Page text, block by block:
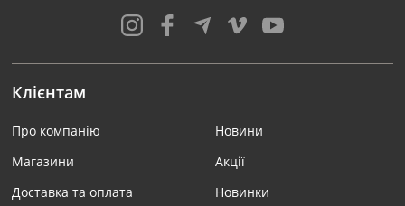
Клієнтам
Про компанію
Магазини
Доставка та оплата
Новини
Акції
Новинки